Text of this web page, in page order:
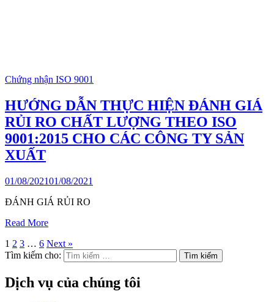
Chứng nhận ISO 9001
HƯỚNG DẪN THỰC HIỆN ĐÁNH GIÁ
RỦI RO CHẤT LƯỢNG THEO ISO
9001:2015 CHO CÁC CÔNG TY SẢN
XUẤT
01/08/202101/08/2021
ĐÁNH GIÁ RỦI RO
Read More
1 2 3 … 6 Next »
Tìm kiếm cho:
Dịch vụ của chúng tôi